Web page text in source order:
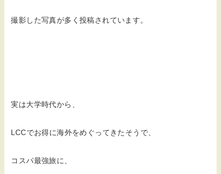
撮影した写真が多く投稿されています。
実は大学時代から、
LCCでお得に海外をめぐってきたそうで、
コスパ最強旅に、